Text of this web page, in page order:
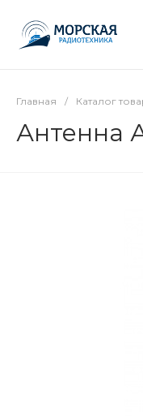
Главная / Каталог
Антенна